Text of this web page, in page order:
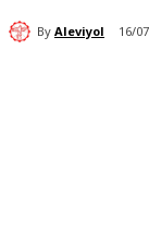
By Aleviyol 16/